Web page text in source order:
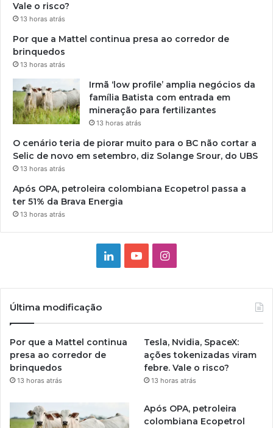
Vale o risco?
13 horas atrás
Por que a Mattel continua presa ao corredor de
brinquedos
13 horas atrás
Irmã ‘low profile’ amplia negócios da
família Batista com entrada em
mineração para fertilizantes
13 horas atrás
O cenário teria de piorar muito para o BC não cortar a
Selic de novo em setembro, diz Solange Srour, do UBS
13 horas atrás
Após OPA, petroleira colombiana Ecopetrol passa a
ter 51% da Brava Energia
13 horas atrás
LinkedinYouTubeInstagram
Última modificação
Por que a Mattel continua
presa ao corredor de
brinquedos
13 horas atrás
Tesla, Nvidia, SpaceX:
ações tokenizadas viram
febre. Vale o risco?
13 horas atrás
Após OPA, petroleira
colombiana Ecopetrol